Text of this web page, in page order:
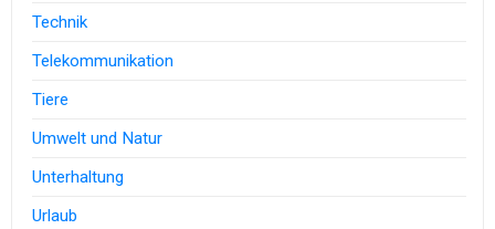
Technik
Telekommunikation
Tiere
Umwelt und Natur
Unterhaltung
Urlaub